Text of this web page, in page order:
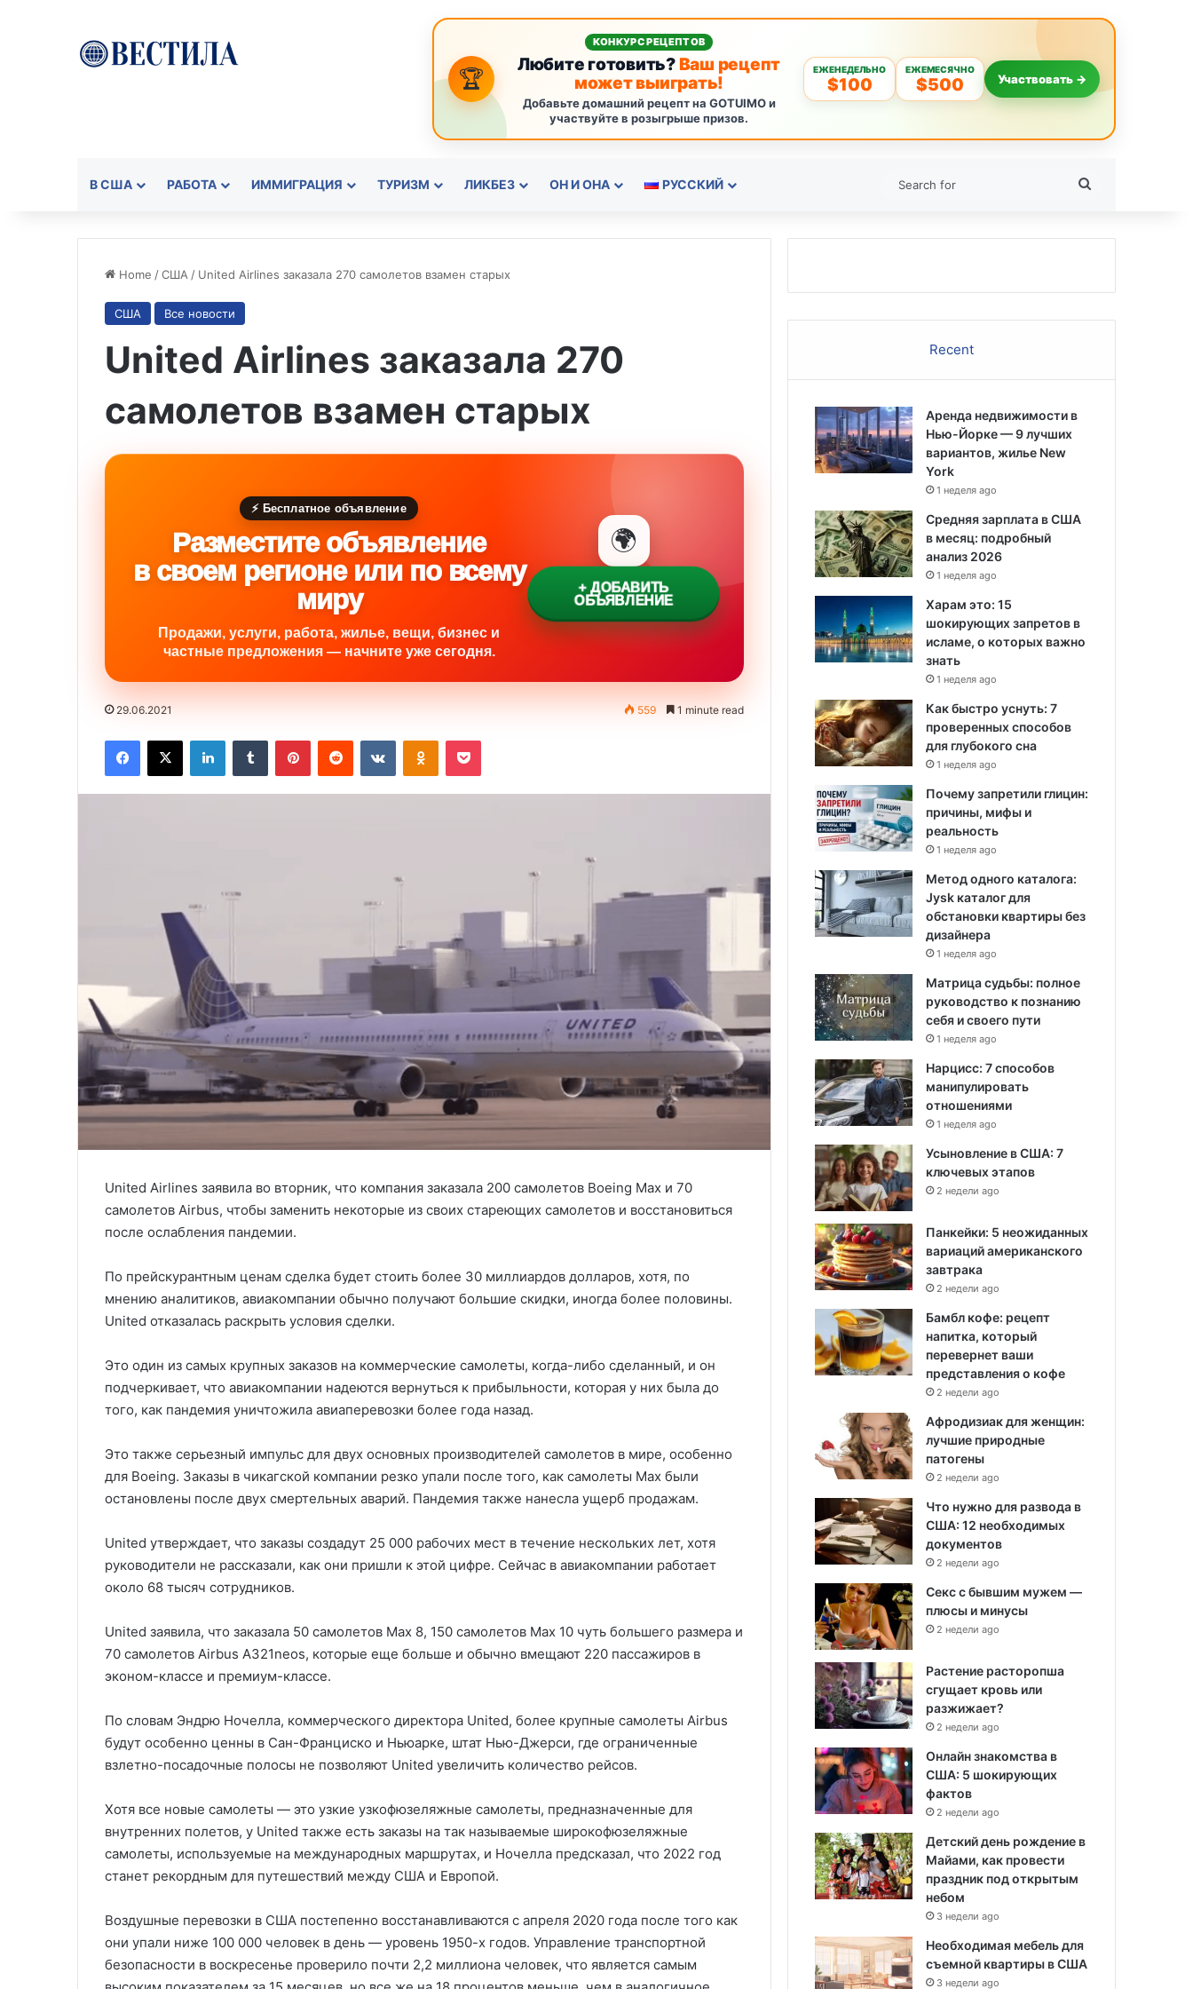
🏆
КОНКУРС РЕЦЕПТОВ
Любите готовить?Ваш рецепт
может выиграть!
Добавьте домашний рецепт на GOTUIMO и
участвуйте в розыгрыше призов.
ЕЖЕНЕДЕЛЬНО
$100
ЕЖЕМЕСЯЧНО
$500 Участвовать →
В США РАБОТА ИММИГРАЦИЯ ТУРИЗМ ЛИКБЕЗ ОН И ОНА РУССКИЙ
Home /США / United Airlines заказала 270 самолетов взамен старых
США Все новости
United Airlines заказала 270
самолетов взамен старых
⚡ Бесплатное объявление
Разместите объявление
в своем регионе или по всему
миру
Продажи, услуги, работа, жилье, вещи, бизнес и
частные предложения — начните уже сегодня.
🌍
+ ДОБАВИТЬ
ОБЪЯВЛЕНИЕ
29.06.2021 559 1 minute read
United Airlines заявила во вторник, что компания заказала 200 самолетов Boeing Max и 70
самолетов Airbus, чтобы заменить некоторые из своих стареющих самолетов и восстановиться
после ослабления пандемии.
По прейскурантным ценам сделка будет стоить более 30 миллиардов долларов, хотя, по
мнению аналитиков, авиакомпании обычно получают большие скидки, иногда более половины.
United отказалась раскрыть условия сделки.
Это один из самых крупных заказов на коммерческие самолеты, когда-либо сделанный, и он
подчеркивает, что авиакомпании надеются вернуться к прибыльности, которая у них была до
того, как пандемия уничтожила авиаперевозки более года назад.
Это также серьезный импульс для двух основных производителей самолетов в мире, особенно
для Boeing. Заказы в чикагской компании резко упали после того, как самолеты Max были
остановлены после двух смертельных аварий. Пандемия также нанесла ущерб продажам.
United утверждает, что заказы создадут 25 000 рабочих мест в течение нескольких лет, хотя
руководители не рассказали, как они пришли к этой цифре. Сейчас в авиакомпании работает
около 68 тысяч сотрудников.
United заявила, что заказала 50 самолетов Max 8, 150 самолетов Max 10 чуть большего размера и
70 самолетов Airbus A321neos, которые еще больше и обычно вмещают 220 пассажиров в
эконом-классе и премиум-классе.
По словам Эндрю Ночелла, коммерческого директора United, более крупные самолеты Airbus
будут особенно ценны в Сан-Франциско и Ньюарке, штат Нью-Джерси, где ограниченные
взлетно-посадочные полосы не позволяют United увеличить количество рейсов.
Хотя все новые самолеты — это узкие узкофюзеляжные самолеты, предназначенные для
внутренних полетов, у United также есть заказы на так называемые широкофюзеляжные
самолеты, используемые на международных маршрутах, и Ночелла предсказал, что 2022 год
станет рекордным для путешествий между США и Европой.
Воздушные перевозки в США постепенно восстанавливаются с апреля 2020 года после того как
они упали ниже 100 000 человек в день — уровень 1950-х годов. Управление транспортной
безопасности в воскресенье проверило почти 2,2 миллиона человек, что является самым
Recent
Аренда недвижимости в
Нью-Йорке — 9 лучших
вариантов, жилье New
York
1 неделя ago
Средняя зарплата в США
в месяц: подробный
анализ 2026
1 неделя ago
Харам это: 15
шокирующих запретов в
исламе, о которых важно
знать
1 неделя ago
Как быстро уснуть: 7
проверенных способов
для глубокого сна
1 неделя ago
Почему запретили глицин:
причины, мифы и
реальность
1 неделя ago
Метод одного каталога:
Jysk каталог для
обстановки квартиры без
дизайнера
1 неделя ago
Матрица судьбы: полное
руководство к познанию
себя и своего пути
1 неделя ago
Нарцисс: 7 способов
манипулировать
отношениями
1 неделя ago
Усыновление в США: 7
ключевых этапов
2 недели ago
Панкейки: 5 неожиданных
вариаций американского
завтрака
2 недели ago
Бамбл кофе: рецепт
напитка, который
перевернет ваши
представления о кофе
2 недели ago
Афродизиак для женщин:
лучшие природные
патогены
2 недели ago
Что нужно для развода в
США: 12 необходимых
документов
2 недели ago
Секс с бывшим мужем —
плюсы и минусы
2 недели ago
Растение расторопша
сгущает кровь или
разжижает?
2 недели ago
Онлайн знакомства в
США: 5 шокирующих
фактов
2 недели ago
Детский день рождение в
Майами, как провести
праздник под открытым
небом
3 недели ago
Необходимая мебель для
съемной квартиры в США
3 недели ago